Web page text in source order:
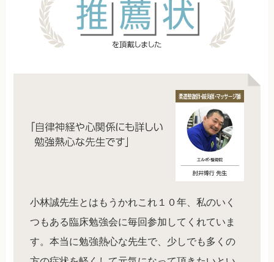
小林誠先生とはもうかれこれ１０年、私のいく
つもある臨床勉強会に毎回参加してくれていま
す。本当に勉強熱心な先生で、少しでも多くの